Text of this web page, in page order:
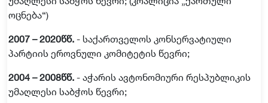
ოცნება“)
2007 – 2020წწ. - საქართველოს კონსერვატიული
პარტიის ეროვნული კომიტეტის წევრი;
2004 – 2008წწ. - აჭარის ავტონომიური რესპუბლიკის
უმაღლესი საბჭოს წევრი;